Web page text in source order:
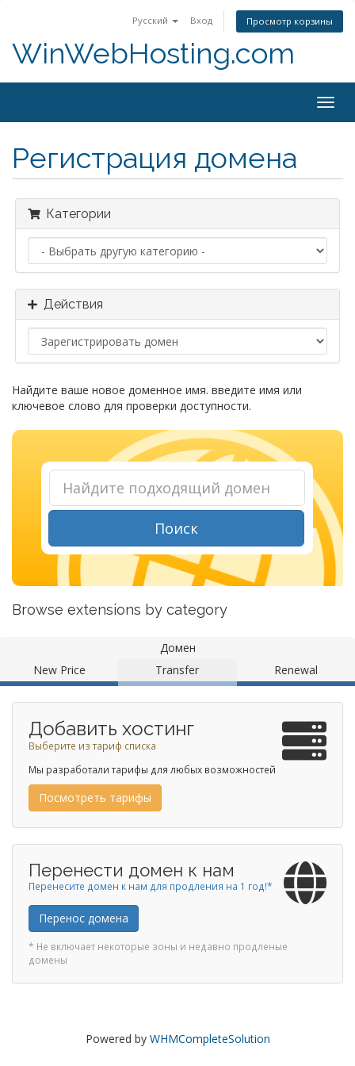
Русский Вход Просмотр корзины
WinWebHosting.com
Регистрация домена
Категории
Действия
Найдите ваше новое доменное имя. введите имя или
ключевое слово для проверки доступности.
Поиск
Browse extensions by category
Домен
New Price
Transfer Renewal
Добавить хостинг
Выберите из тариф списка
Мы разработали тарифы для любых возможностей
Посмотреть тарифы
Перенести домен к нам
Перенесите домен к нам для продления на 1 год!*
Перенос домена
* Не включает некоторые зоны и недавно продленые
домены
Powered by WHMCompleteSolution